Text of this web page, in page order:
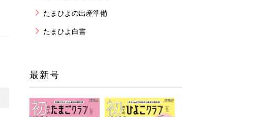
たまひよの出産準備
たまひよ白書
最新号